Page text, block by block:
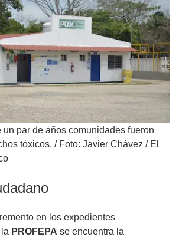
un par de años comunidades fueron
tóxicos. / Foto: Javier Chávez / El
en los expedientes
PROFEPA se encuentra la